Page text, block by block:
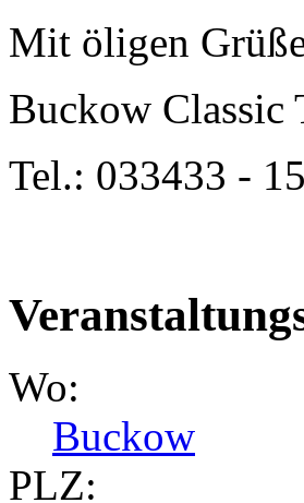
Mit öligen
Buckow Classic
Tel.: 033433 -
Wo:
Buckow
PLZ: